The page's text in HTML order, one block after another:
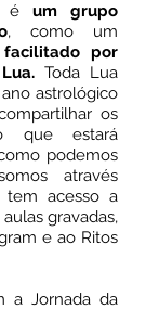
é um grupo
, como um
facilitado por
Toda Lua
astrológico
os
que estará
podemos
através
tem acesso a
gravadas,
e ao Ritos
a Jornada da